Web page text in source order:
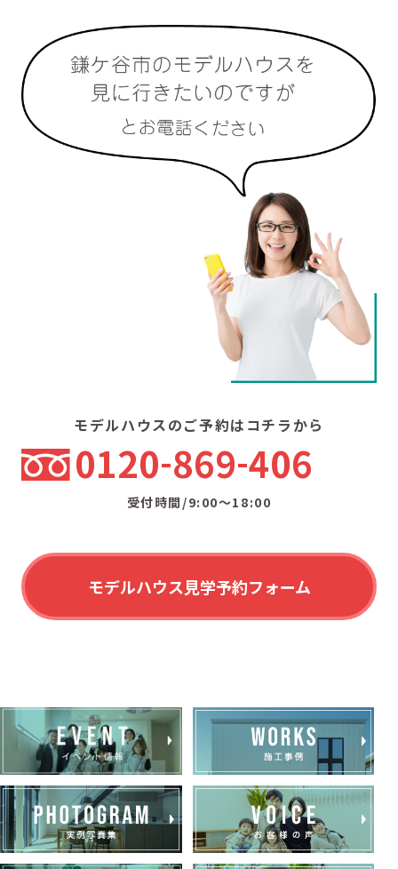
モデルハウスのご予約はコチラから
0120 869 406
受付時間/9:00〜18:00
モデルハウス見学予約フォーム